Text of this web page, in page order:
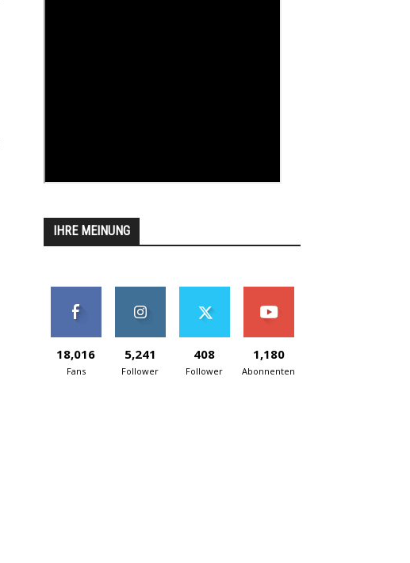
IHRE MEINUNG
18,016
Fans
5,241
Follower
408
Follower
1,180
Abonnenten